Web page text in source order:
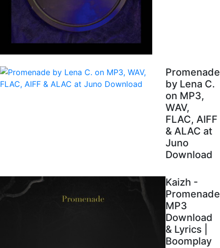
Promenade
by Lena C.
on MP3,
WAV,
FLAC, AIFF
& ALAC at
Juno
Download
Kaizh -
Promenade
MP3
Download
& Lyrics |
Boomplay